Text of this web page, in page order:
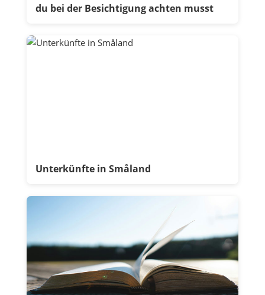
du bei der Besichtigung achten musst
Unterkünfte in Småland